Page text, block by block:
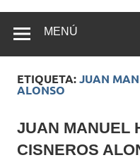
MENÚ
ETIQUETA:JUAN
ALONSO
JUAN MANUEL
CISNEROS